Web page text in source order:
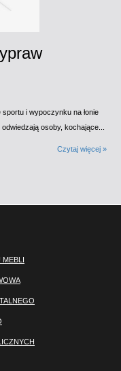
i wypoczynku na łonie
osoby, kochające...
Czytaj więcej »
MEBLI